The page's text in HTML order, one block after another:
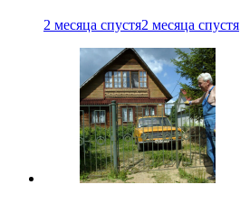
2 месяца спустя2 месяца спустя